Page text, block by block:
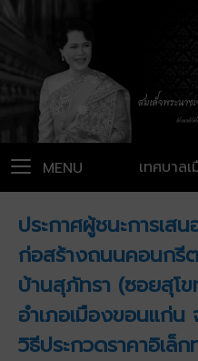
เทศบาล
MENU
ประกาศผู้ชนะการเส
ก่อสร้างถนนคอนกรี
บ้านสุภัทรา (ซอยสุโ
อำเภอเมืองขอนแก่
วิธีประกวดราคาอิเ